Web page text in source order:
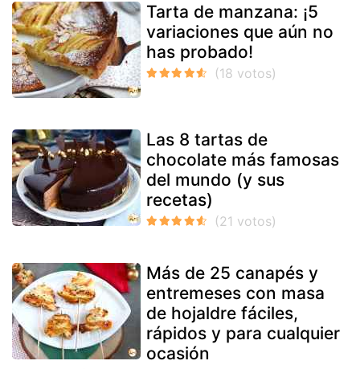
Tarta de manzana: ¡5
variaciones que aún no
has probado!
Las 8 tartas de
chocolate más famosas
del mundo (y sus
recetas)
Más de 25 canapés y
entremeses con masa
de hojaldre fáciles,
rápidos y para cualquier
ocasión